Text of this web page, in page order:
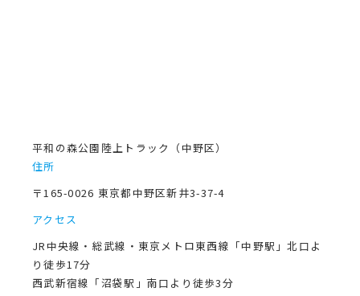
平和の森公園陸上トラック（中野区）
住所
〒165-0026 東京都中野区新井3-37-4
アクセス
JR中央線・総武線・東京メトロ東西線「中野駅」北口よ
り徒歩17分
西武新宿線「沼袋駅」南口より徒歩3分